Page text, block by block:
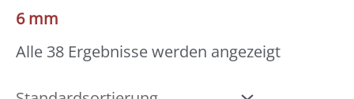
6 mm
Alle 38 Ergebnisse werden angezeigt